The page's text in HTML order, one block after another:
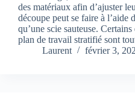
des matériaux afin d’ajuster
découpe peut se faire à l’aide
qu’une scie sauteuse.
plan de travail stratifié sont
Laurent
février 3,